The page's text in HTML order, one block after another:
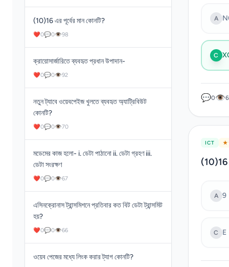
(10)16 এর পূর্বের মান কোনটি?
❤0💬0👁98
ক্রায়োসার্জারিতে ব্যবহৃত প্রধান উপাদান-
❤0💬0👁92
নতুন ট্যাবে ওয়েবপেইজ খুলতে ব্যবহৃত অ্যাট্রিবিউট
কোনটি?
❤0💬0👁70
মডেমের কাজ হলো- i. ডেটা পাঠানো ii. ডেটা গ্রহণ iii.
ডেটা সংরক্ষণ
❤0💬0👁67
এসিনক্রোনাস ট্রান্সমিশনে প্রতিবার কত বিট ডেটা ট্রান্সমিট
হয়?
❤0💬0👁66
ওয়েব পেজের মধ্যে লিংক করার ট্যাগ কোনটি?
A
C
💬0👁
ICT ★
(10)16
A 9
C E